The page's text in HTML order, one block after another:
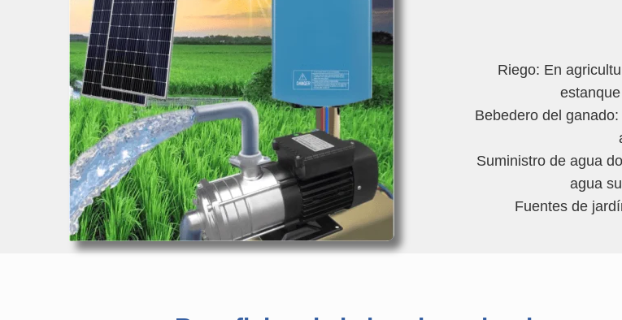
Riego: En
Bebedero del
Suministro de agua
agua
Fuentes de